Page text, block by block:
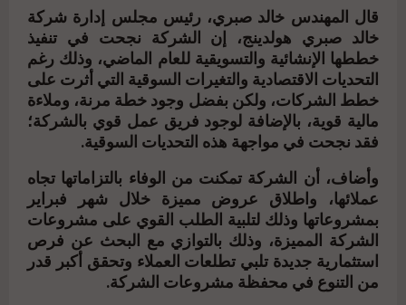
قال المهندس خالد صبري، رئيس مجلس إدارة شركة
خالد صبري هولدينج، إن الشركة نجحت في تنفيذ
خططها الإنشائية والتسويقية للعام الماضي، وذلك رغم
التحديات الاقتصادية والتغيرات السوقية التي أثرت على
خطط الشركات، ولكن بفضل وجود خطة مرنة، وملاءة
مالية قوية، بالإضافة لوجود فريق عمل قوي بالشركة؛
فقد نجحت في مواجهة هذه التحديات السوقية.
وأضاف، أن الشركة تمكنت من الوفاء بالتزاماتها تجاه
عملائها، واطلاق عروض مميزة خلال شهر فبراير
بمشروعاتها وذلك لتلبية الطلب القوي على مشروعات
الشركة المميزة، وذلك بالتوازي مع البحث عن فرص
استثمارية جديدة تلبي تطلعات العملاء وتحقق أكبر قدر
من التنوع في محفظة مشروعات الشركة.